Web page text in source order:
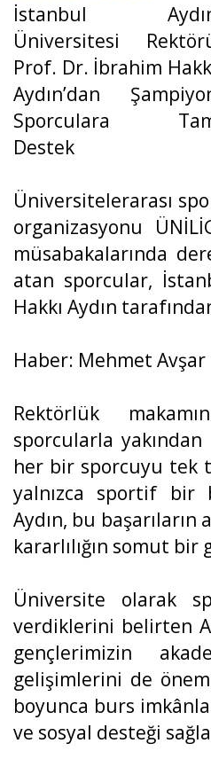
İstanbul
Üniversitesi
Prof. Dr. İbrahim
Aydın’dan
Sporculara
Destek
Üniversitelerarası
organizasyonu
müsabakalarında
atan sporcular,
Hakkı Aydın
Haber: Mehmet Avşar
Rektörlük
sporcularla
her bir sporcuyu tek
yalnızca sportif bir
Aydın, bu
kararlılığın somut
Üniversite olarak
verdiklerini belirten
gençlerimizin
gelişimlerini de
boyunca burs
ve sosyal desteği